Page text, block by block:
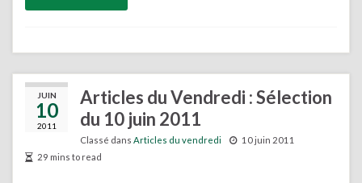
JUIN
10
2011
Articles du Vendredi : Sélection
du 10 juin 2011
Classé dans Articles du vendredi
10 juin 2011
29 mins to read